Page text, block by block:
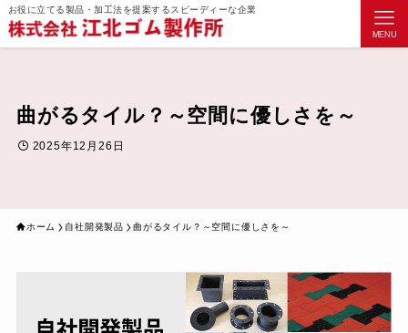
お役に立てる製品・加工法を提案するスピーディーな企業
MENU
曲がるタイル？～空間に優しさを～
2025年12月26日
ホーム 自社開発製品 曲がるタイル？～空間に優しさを～